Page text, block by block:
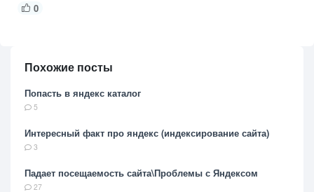
0
Похожие посты
Попасть в яндекс каталог
5
Интересный факт про яндекс (индексирование сайта)
3
Падает посещаемость сайта\Проблемы с Яндексом
27